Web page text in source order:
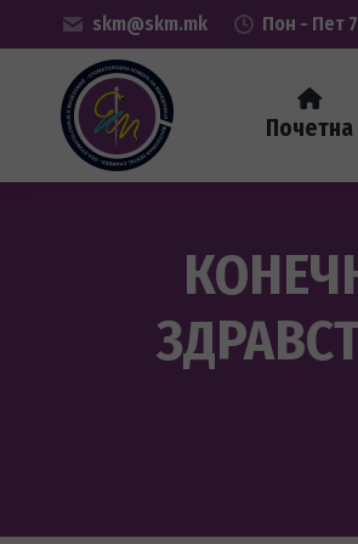
skm@skm.mk Пон - Пет
Почетна